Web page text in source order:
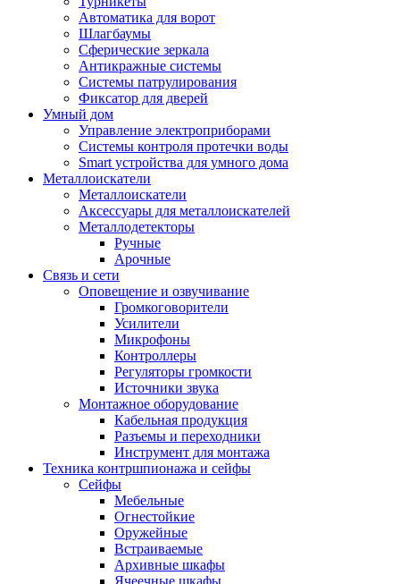
Автоматика для ворот
Шлагбаумы
Сферические зеркала
Антикражные системы
Системы патрулирования
Фиксатор для дверей
Умный дом
Управление электроприборами
Системы контроля протечки воды
Smart устройства для умного дома
Металлоискатели
Металлоискатели
Аксессуары для металлоискателей
Металлодетекторы
Ручные
Арочные
Связь и сети
Оповещение и озвучивание
Громкоговорители
Усилители
Микрофоны
Контроллеры
Регуляторы громкости
Источники звука
Монтажное оборудование
Кабельная продукция
Разъемы и переходники
Инструмент для монтажа
Техника контршпионажа и сейфы
Сейфы
Мебельные
Огнестойкие
Оружейные
Встраиваемые
Архивные шкафы
Ячеечные шкафы